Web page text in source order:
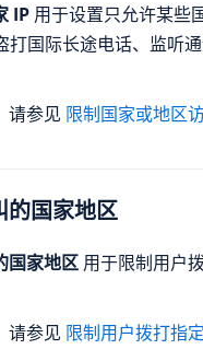
IP 用于设置只允许某些
打国际长途电话、监听
请参见 限制国家或地区
的国家地区
国家地区 用于限制用户
请参见 限制用户拨打指